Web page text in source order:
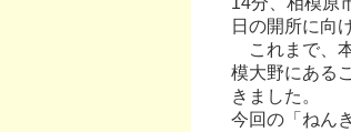
日の開所に向
これまで、
模大野にある
きました。
今回の「ねん